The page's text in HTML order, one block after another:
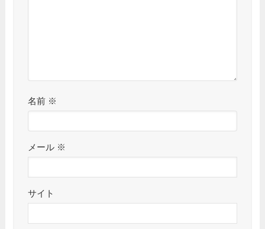
名前 ※
メール ※
サイト